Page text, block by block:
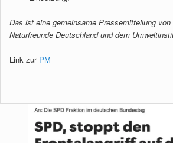
Das ist eine gemeinsame Pressemitteilung
Naturfreunde Deutschland und dem
Link zur PM